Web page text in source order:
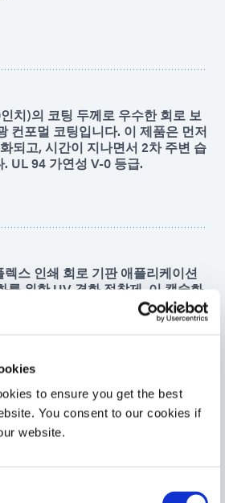
to ensure you get the best
You consent to our cookies if
website.
치)의 코팅 두께로 우수한 회로 보
컨포멀 코팅입니다. 이 제품은 먼저
되고, 시간이 지나면서 2차 주변 습
UL 94 가연성 V-0 등급.
스 인쇄 회로 기판 애플리케이션
를 위한 UV 경화 접착제. 이 캡슐화
연하고 매우 습기에 강한 결합을 형
하게 유지되므로 COF 애플리케이